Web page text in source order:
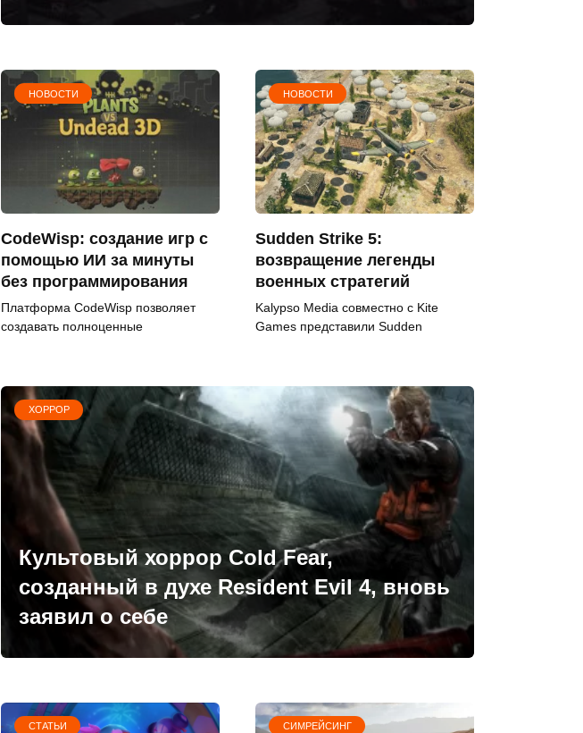
НОВОСТИ
CodeWisp: создание игр с
помощью ИИ за минуты
без программирования
Платформа CodeWisp позволяет
создавать полноценные
НОВОСТИ
Sudden Strike 5:
возвращение легенды
военных стратегий
Kalypso Media совместно с Kite
Games представили Sudden
ХОРРОР
Культовый хоррор Cold Fear,
созданный в духе Resident Evil 4, вновь
заявил о себе
СТАТЬИ СИМРЕЙСИНГ